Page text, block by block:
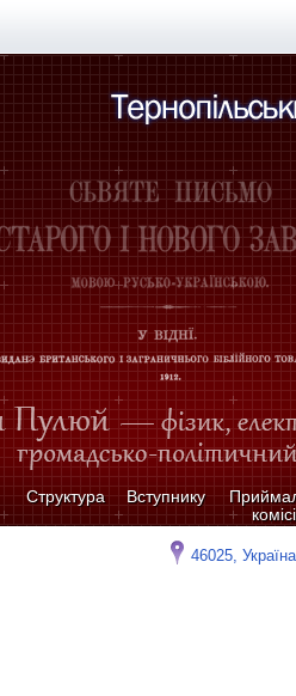
Структура Вступнику
46025,